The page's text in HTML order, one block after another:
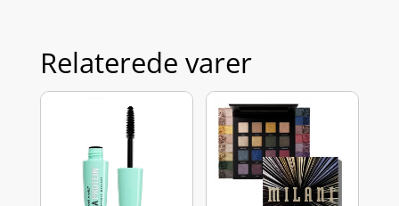
Relaterede varer